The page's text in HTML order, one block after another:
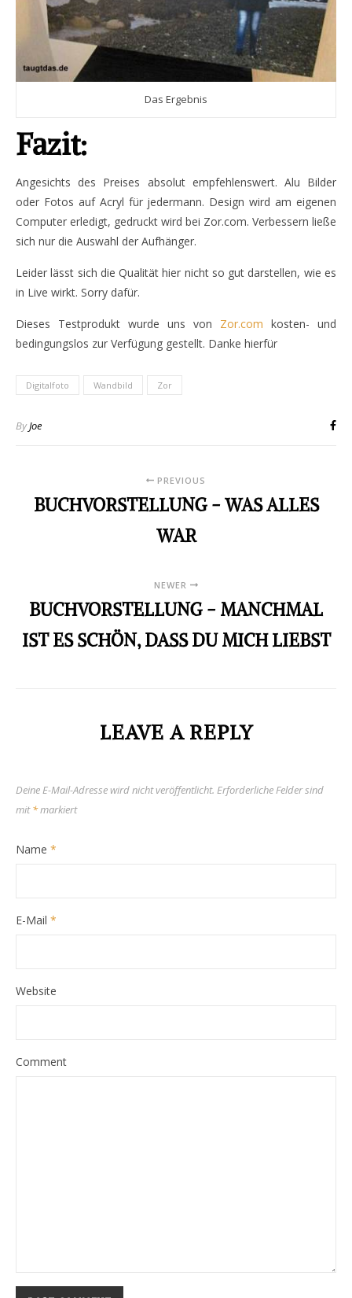
Das Ergebnis
Fazit:
Angesichts des Preises absolut empfehlenswert. Alu Bilder
oder Fotos auf Acryl für jedermann. Design wird am eigenen
Computer erledigt, gedruckt wird bei Zor.com. Verbessern ließe
sich nur die Auswahl der Aufhänger.
Leider lässt sich die Qualität hier nicht so gut darstellen, wie es
in Live wirkt. Sorry dafür.
Dieses Testprodukt wurde uns von Zor.com kosten- und
bedingungslos zur Verfügung gestellt. Danke hierfür
Digitalfoto Wandbild Zor
ByJoe
PREVIOUS
BUCHVORSTELLUNG - WAS ALLES
WAR
NEWER
BUCHVORSTELLUNG - MANCHMAL
IST ES SCHÖN, DASS DU MICH LIEBST
LEAVE A REPLY
Deine E-Mail-Adresse wird nicht veröffentlicht. Erforderliche Felder sind
mit*markiert
Name *
E-Mail *
Website
Comment